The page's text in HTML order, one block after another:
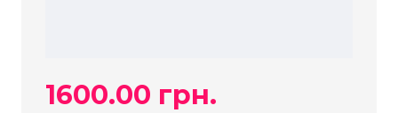
1600.00 грн.